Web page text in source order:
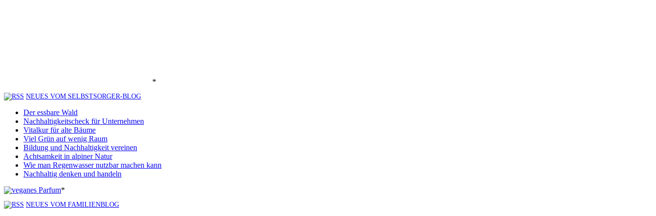
*
NEUES VOM SELBSTSORGER-BLOG
Der essbare Wald
Nachhaltigkeitscheck für Unternehmen
Vitalkur für alte Bäume
Viel Grün auf wenig Raum
Bildung und Nachhaltigkeit vereinen
Achtsamkeit in alpiner Natur
Wie man Regenwasser nutzbar machen kann
Nachhaltig denken und handeln
*
NEUES VOM FAMILIENBLOG